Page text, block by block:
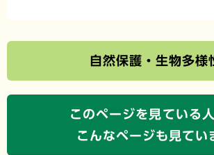
自然保護・生物多様
このページを見ている人
こんなページも見てい